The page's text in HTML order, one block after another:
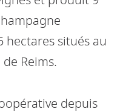
hectares situés au
Reims.
depuis